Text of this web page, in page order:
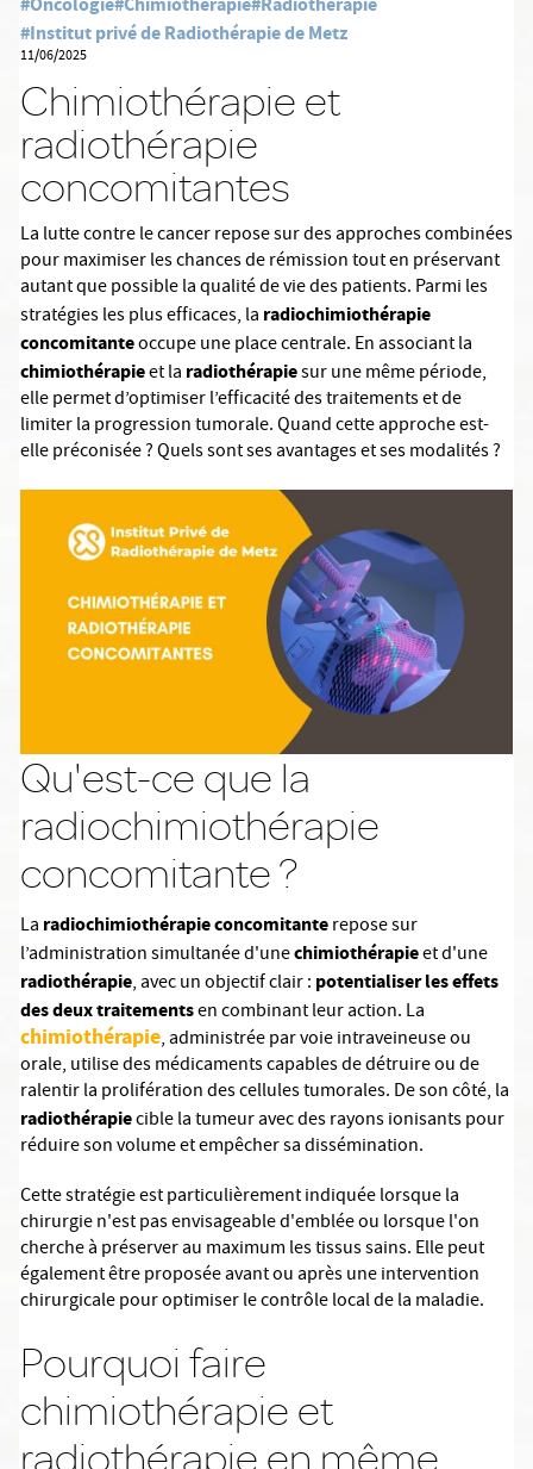
#Institut privé de Radiothérapie de Metz
11/06/2025
Chimiothérapie et
radiothérapie
concomitantes
La lutte contre le cancer repose sur des approches combinées
pour maximiser les chances de rémission tout en préservant
autant que possible la qualité de vie des patients. Parmi les
stratégies les plus efficaces, la radiochimiothérapie
concomitanteoccupe une place centrale. En associant la
chimiothérapieet la radiothérapiesur une même période,
elle permet d’optimiser l’efficacité des traitements et de
limiter la progression tumorale. Quand cette approche est-
elle préconisée ? Quels sont ses avantages et ses modalités ?
Qu'est-ce que la
radiochimiothérapie
concomitante ?
La radiochimiothérapie concomitanterepose sur
l’administration simultanée d'unechimiothérapieet d'une
radiothérapie, avec un objectif clair : potentialiser les effets
des deux traitementsen combinant leur action. La
chimiothérapie, administrée par voie intraveineuse ou
orale, utilise des médicaments capables de détruire ou de
ralentir la prolifération des cellules tumorales. De son côté, la
radiothérapiecible la tumeur avec des rayons ionisants pour
réduire son volume et empêcher sa dissémination.
Cette stratégie est particulièrement indiquée lorsque la
chirurgie n'est pas envisageable d'emblée ou lorsque l'on
cherche à préserver au maximum les tissus sains. Elle peut
également être proposée avant ou après une intervention
chirurgicale pour optimiser le contrôle local de la maladie.
Pourquoi faire
chimiothérapie et
radiothérapie en même